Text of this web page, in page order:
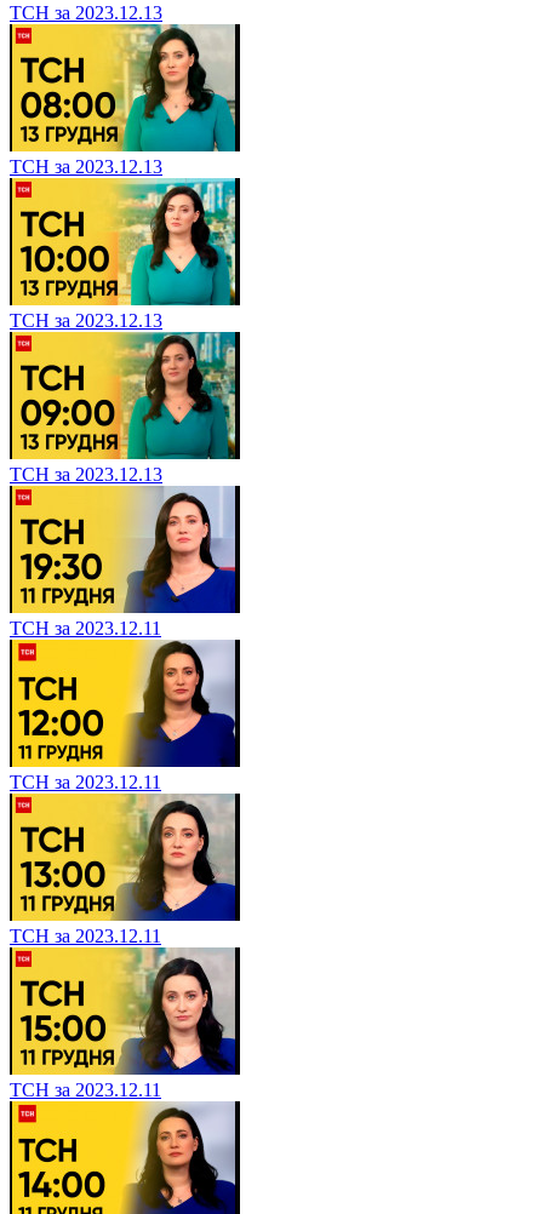
ТСН за 2023.12.13
ТСН за 2023.12.13
ТСН за 2023.12.13
ТСН за 2023.12.13
ТСН за 2023.12.11
ТСН за 2023.12.11
ТСН за 2023.12.11
ТСН за 2023.12.11